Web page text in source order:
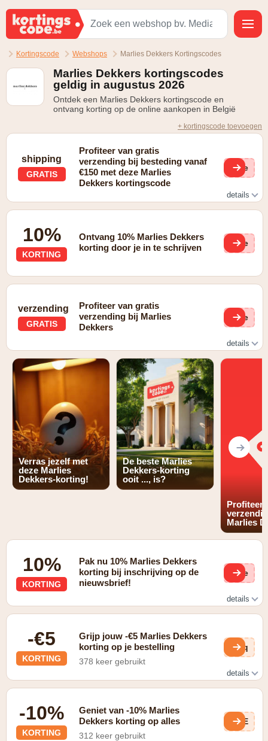
Kortingscode Webshops Marlies Dekkers Kortingscodes
Marlies Dekkers kortingscodes
geldig in augustus 2026
Ontdek een Marlies Dekkers kortingscode en
ontvang korting op de online aankopen in België
+ kortingscode toevoegen
shipping
GRATIS
Profiteer van gratis
verzending bij besteding vanaf
€150 met deze Marlies
Dekkers kortingscode
(ge
details
10%
KORTING
Ontvang 10% Marlies Dekkers
korting door je in te schrijven
(ge
verzending
GRATIS
Profiteer van gratis
verzending bij Marlies
Dekkers
(ge
details
Gratis verzending voor bestellingen boven de €150
Verras jezelf met
deze Marlies
Dekkers-korting!
De beste Marlies
Dekkers-korting
ooit ..., is?
Profiteer
Marlies
10%
KORTING
Pak nu 10% Marlies Dekkers
korting bij inschrijving op de
nieuwsbrief!
(ge
details
-€5
KORTING
Grijp jouw -€5 Marlies Dekkers
korting op je bestelling
378 keer gebruikt
Ksq
details
-10%
KORTING
Geniet van -10% Marlies
Dekkers korting op alles
312 keer gebruikt
TWE